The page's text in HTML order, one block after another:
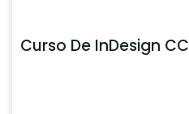
Curso De InDesign CC